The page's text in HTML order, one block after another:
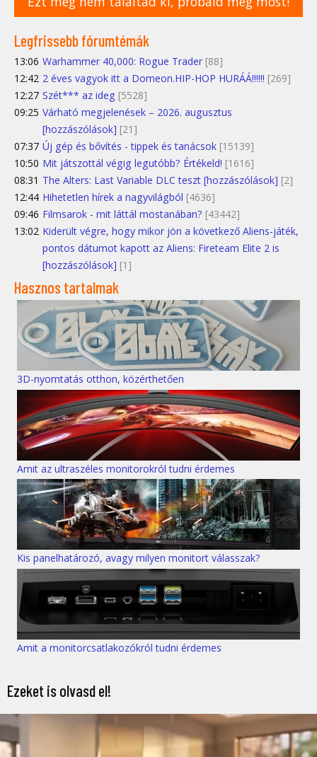
Legfrissebb fórumtémák
13:06 Warhammer 40,000: Rogue Trader [88]
12:42 2 éves vagyok itt a Domeon.HIP-HOP HURÁÁ!!!!!! [269]
12:27 Szét*** az ideg [5528]
09:25 Várható megjelenések – 2026. augusztus
[hozzászólások] [21]
07:37 Új gép és bővítés - tippek és tanácsok [15139]
10:50 Mit játszottál végig legutóbb? Értékeld! [1616]
08:31 The Alters: Last Variable DLC teszt [hozzászólások] [2]
12:44 Hihetetlen hírek a nagyvilágból [4636]
09:46 Filmsarok - mit láttál mostanában? [43442]
13:02 Kiderült végre, hogy mikor jön a következő Aliens-játék,
pontos dátumot kapott az Aliens: Fireteam Elite 2 is
[hozzászólások] [1]
Hasznos tartalmak
3D-nyomtatás otthon, közérthetően
Amit az ultraszéles monitorokról tudni érdemes
Kis panelhatározó, avagy milyen monitort válasszak?
Amit a monitorcsatlakozókról tudni érdemes
Ezeket is olvasd el!